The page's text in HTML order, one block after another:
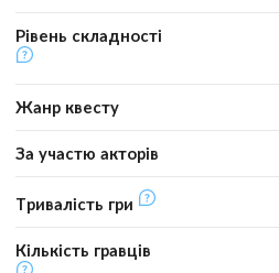
Рівень складності
Жанр квесту
За участю акторів
Тривалість гри
Кількість гравців